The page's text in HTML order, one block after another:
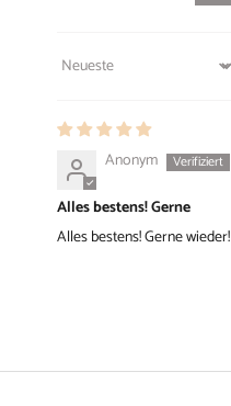
Sort by
Anonym
Alles bestens! Gerne
Alles bestens! Gerne wieder!